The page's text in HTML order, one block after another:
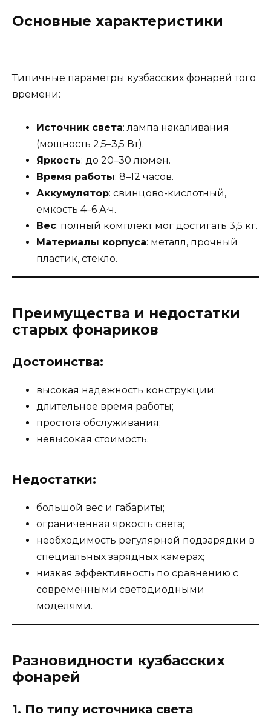
Основные характеристики
Типичные параметры кузбасских фонарей того
времени:
Источник света: лампа накаливания
(мощность 2,5–3,5 Вт).
Яркость: до 20–30 люмен.
Время работы: 8–12 часов.
Аккумулятор: свинцово-кислотный,
емкость 4–6 А·ч.
Вес: полный комплект мог достигать 3,5 кг.
Материалы корпуса: металл, прочный
пластик, стекло.
Преимущества и недостатки
старых фонариков
Достоинства:
высокая надежность конструкции;
длительное время работы;
простота обслуживания;
невысокая стоимость.
Недостатки:
большой вес и габариты;
ограниченная яркость света;
необходимость регулярной подзарядки в
специальных зарядных камерах;
низкая эффективность по сравнению с
современными светодиодными
моделями.
Разновидности кузбасских
фонарей
1. По типу источника света